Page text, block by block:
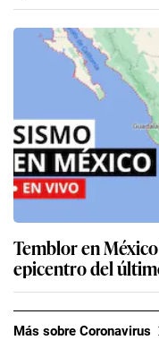
Temblor en
epicentro del
Más sobre Coronavirus